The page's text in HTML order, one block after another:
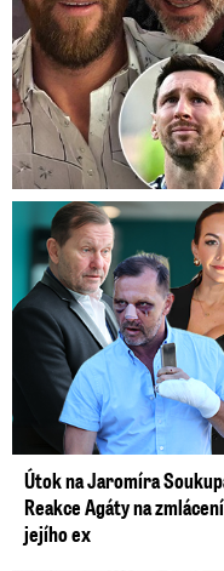
Útok na Jaromíra
Reakce Agáty na zmlácení
jejího ex